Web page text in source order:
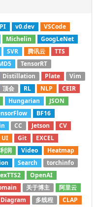
v0.dev
VSCode
Michelin
GoogLeNet
SVR 腾讯云
TTS
TensorRT
Distillation Plate
Vim
顶会 RL NLP
CEIR
Hungarian
JSON
BF16
CC Jetson
CV
UI Git
EXCEL
润 Video
Heatmap
Search
torchinfo
OpenAI
关于博主
阿里云
Diagram 多线程
CLAP